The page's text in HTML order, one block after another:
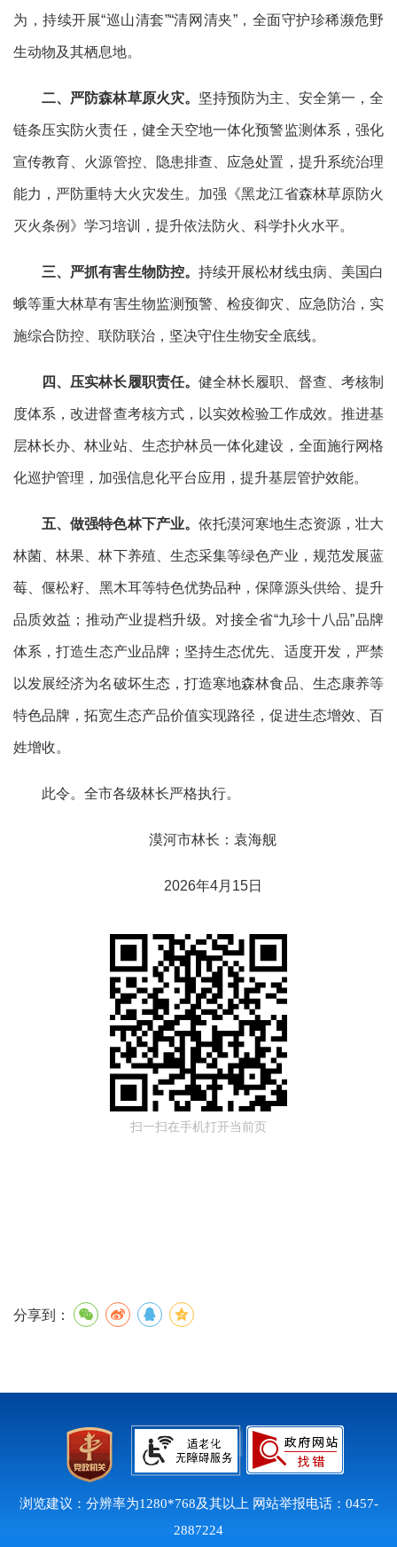
为，持续开展“巡山清套”“清网清夹”，全面守护珍稀濒危野
生动物及其栖息地。
二、 严防森林草原火灾。 坚持预防为主、安全第一，全
链条压实防火责任，健全天空地一体化预警监测体系，强化
宣传教育、火源管控、隐患排查、应急处置，提升系统治理
能力，严防重特大火灾发生。加强《黑龙江省森林草原防火
灭火条例》学习培训，提升依法防火、科学扑火水平。
三、 严抓有害生物防控。 持续开展松材线虫病、美国白
蛾等重大林草有害生物监测预警、检疫御灾、应急防治，实
施综合防控、联防联治，坚决守住生物安全底线。
四、压实林长履职责任。 健全林长履职、督查、考核制
度体系，改进督查考核方式，以实效检验工作成效。推进基
层林长办、林业站、生态护林员一体化建设，全面施行网格
化巡护管理，加强信息化平台应用，提升基层管护效能。
五、做强特色林下产业。 依托漠河寒地生态资源，壮大
林菌、林果、林下养殖、生态采集等绿色产业，规范发展蓝
莓、偃松籽、黑木耳等特色优势品种，保障源头供给、提升
品质效益 ； 推动产业提档升级。对接全省“九珍十八品”品牌
体系 ，打造生态产业品牌； 坚持生态优先、适度开发，严禁
以发展经济为名破坏生态，打造寒地森林食品、生态康养等
特色品牌，拓宽生态产品价值实现路径，促进生态增效、百
姓增收。
此令。全市各级林长严格执行。
漠河市林长：袁海舰
2026年4月15日
扫一扫在手机打开当前页
分享到：
浏览建议：分辨率为1280*768及其以上 网站举报电话：0457-
2887224